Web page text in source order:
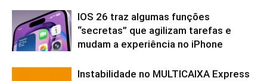
IOS 26 traz algumas funções
“secretas” que agilizam tarefas e
mudam a experiência no iPhone
Instabilidade no MULTICAIXA Express